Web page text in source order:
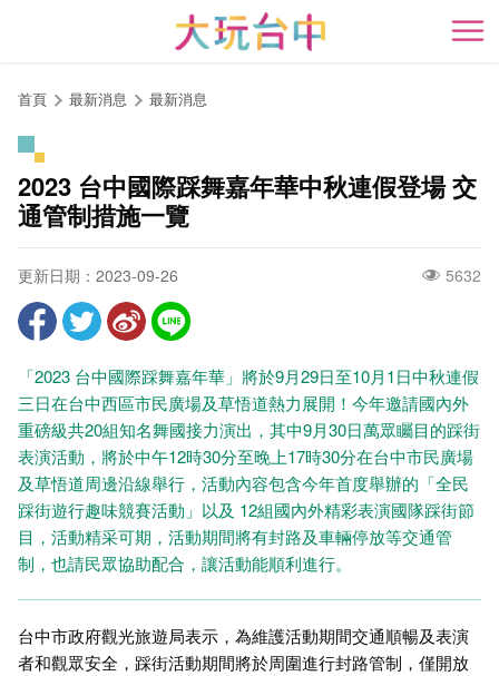
開
首頁 最新消息 最新消息
2023 台中國際踩舞嘉年華中秋連假登場 交
通管制措施一覽
更新日期：2023-09-26 5632
「2023 台中國際踩舞嘉年華」將於9月29日至10月1日中秋連假
三日在台中西區市民廣場及草悟道熱力展開！今年邀請國內外
重磅級共20組知名舞國接力演出，其中9月30日萬眾矚目的踩街
表演活動，將於中午12時30分至晚上17時30分在台中市民廣場
及草悟道周邊沿線舉行，活動內容包含今年首度舉辦的「全民
踩街遊行趣味競賽活動」以及 12組國內外精彩表演國隊踩街節
目，活動精采可期，活動期間將有封路及車輛停放等交通管
制，也請民眾協助配合，讓活動能順利進行。
台中市政府觀光旅遊局表示，為維護活動期間交通順暢及表演
者和觀眾安全，踩街活動期間將於周圍進行封路管制，僅開放